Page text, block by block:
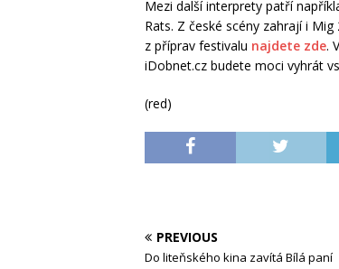
Mezi další interprety patří
Rats. Z české scény zahrají i
z příprav festivalu najdete zde.
iDobnet.cz budete moci vyhrát
(red)
PREVIOUS
Do liteňského kina zavítá Bílá paní